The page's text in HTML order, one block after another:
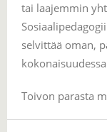
tai laajemmin
selvittää oman,
Toivon parasta